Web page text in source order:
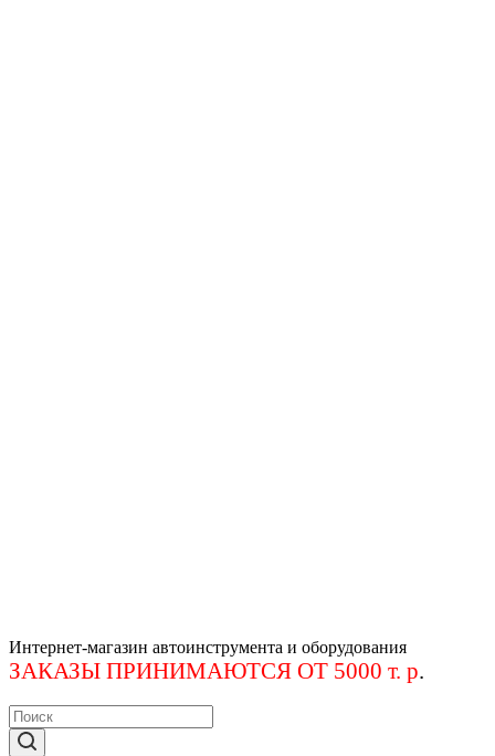
Интернет-магазин автоинструмента и оборудования
ЗАКАЗЫ ПРИНИМАЮТСЯ ОТ 5000 т. р.